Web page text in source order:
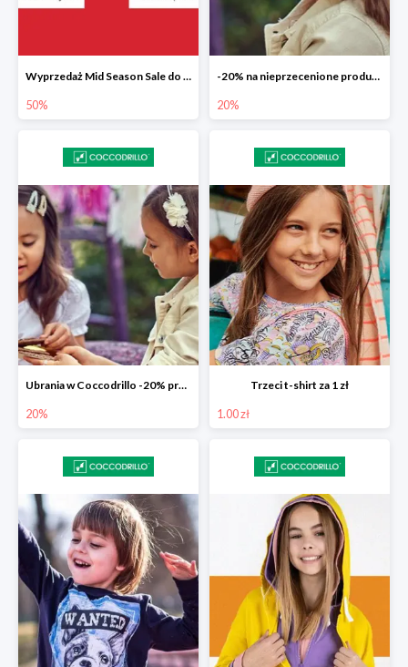
Wyprzedaż Mid Season Sale do -50%
50%
-20% na nieprzecenione produkty
20%
Ubrania w Coccodrillo -20% przy koszyku 200 zł
20%
Trzeci t-shirt za 1 zł
1.00 zł